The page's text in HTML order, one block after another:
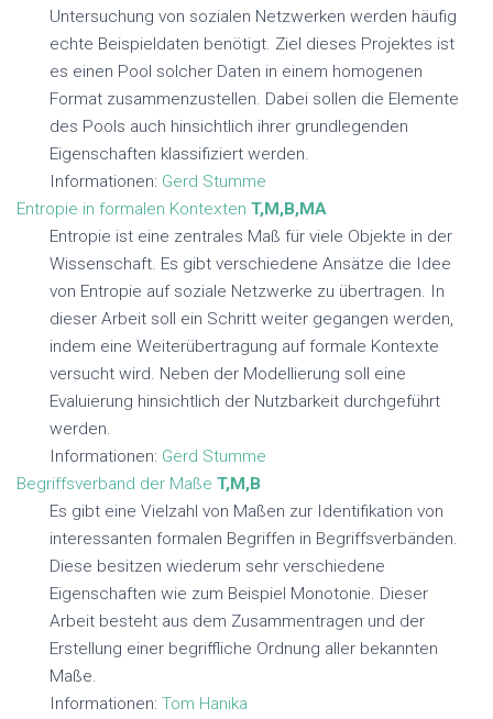
Untersuchung von sozialen Netzwerken werden häufig
echte Beispieldaten benötigt. Ziel dieses Projektes ist
es einen Pool solcher Daten in einem homogenen
Format zusammenzustellen. Dabei sollen die Elemente
des Pools auch hinsichtlich ihrer grundlegenden
Eigenschaften klassifiziert werden.
Informationen: Gerd Stumme
Entropie in formalen Kontexten T,M,B,MA
Entropie ist eine zentrales Maß für viele Objekte in der
Wissenschaft. Es gibt verschiedene Ansätze die Idee
von Entropie auf soziale Netzwerke zu übertragen. In
dieser Arbeit soll ein Schritt weiter gegangen werden,
indem eine Weiterübertragung auf formale Kontexte
versucht wird. Neben der Modellierung soll eine
Evaluierung hinsichtlich der Nutzbarkeit durchgeführt
werden.
Informationen: Gerd Stumme
Begriffsverband der Maße T,M,B
Es gibt eine Vielzahl von Maßen zur Identifikation von
interessanten formalen Begriffen in Begriffsverbänden.
Diese besitzen wiederum sehr verschiedene
Eigenschaften wie zum Beispiel Monotonie. Dieser
Arbeit besteht aus dem Zusammentragen und der
Erstellung einer begriffliche Ordnung aller bekannten
Maße.
Informationen: Tom Hanika